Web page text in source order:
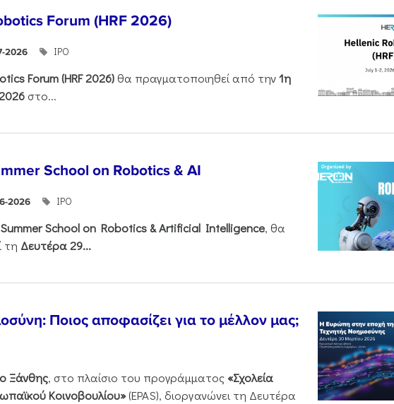
Forum (HRF 2026)
2026 ΙΡΟ
Forum(HRF2026)θα πραγματοποιηθεί από την1η
στο...
School on Robotics & AI
2026 ΙΡΟ
SummerSchoolon Robotics &Artificial Intelligence, θα
τη Δευτέρα 29...
Ποιος αποφασίζει για το μέλλον μας;
Ξάνθης, στο πλαίσιο του προγράμματος«Σχολεία
Κοινοβουλίου»(EPAS), διοργανώνει τη Δευτέρα